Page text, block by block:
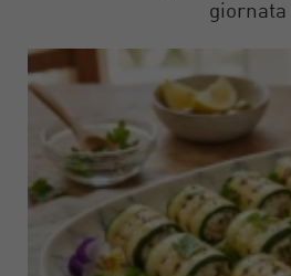
giornata